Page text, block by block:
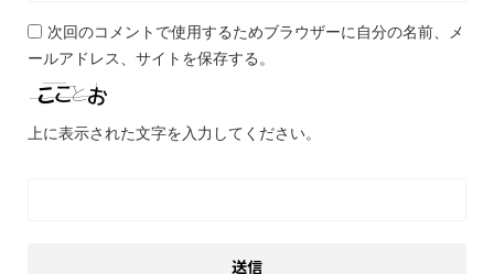
次回のコメントで使用するためブラウザーに自分の名前、メ
ールアドレス、サイトを保存する。
上に表示された文字を入力してください。